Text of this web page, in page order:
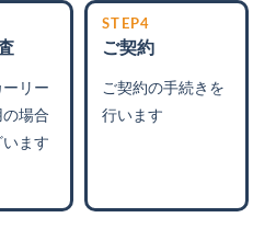
リー
場合
ます
STEP4
ご契約
ご契約の手続きを
行います